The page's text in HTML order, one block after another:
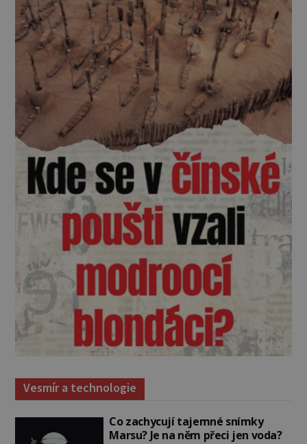
Vesmír a technologie
Co zachycují tajemné snímky
Marsu? Je na něm přeci jen voda?